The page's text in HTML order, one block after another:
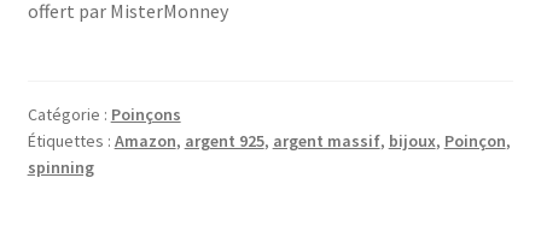
offert par MisterMonney
Catégorie : Poinçons
Étiquettes : Amazon, argent 925, argent massif, bijoux, Poinçon,
spinning